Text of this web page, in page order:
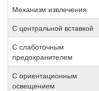
Механизм извлечения
С центральной вставкой
С слаботочным
предохранителем
С ориентационным
освещением